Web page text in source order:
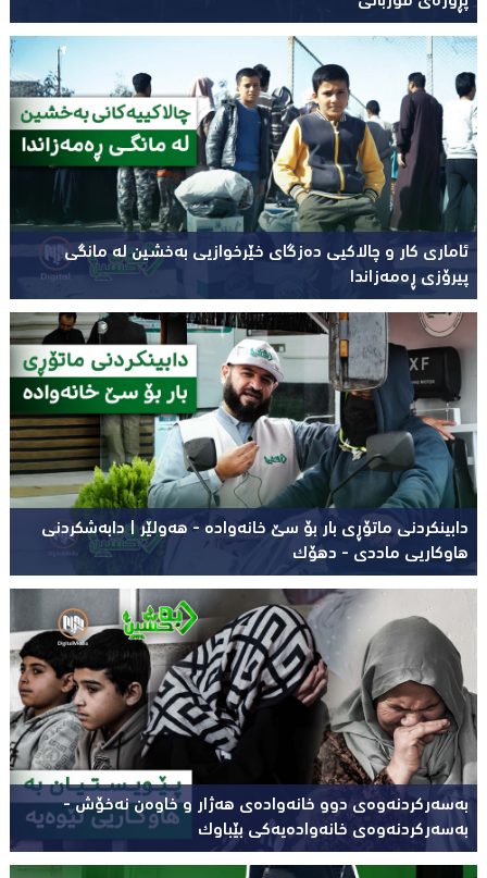
ئاماری کار و چالاکیی دەزگای خێرخوازیی بەخشین لە مانگی
پیرۆزی ڕەمەزاندا
دابینکردنی ماتۆڕی بار بۆ سێ خانەوادە - هەولێر | دابەشکردنی
هاوکاریی ماددی - دهۆک
بەسەرکردنەوەی دوو خانەوادەی هەژار و خاوەن نەخۆش -
بەسەرکردنەوەی خانەوادەیەکی بێباوک